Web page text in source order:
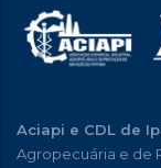
Aciapi e CDL de
Agropecuária e de